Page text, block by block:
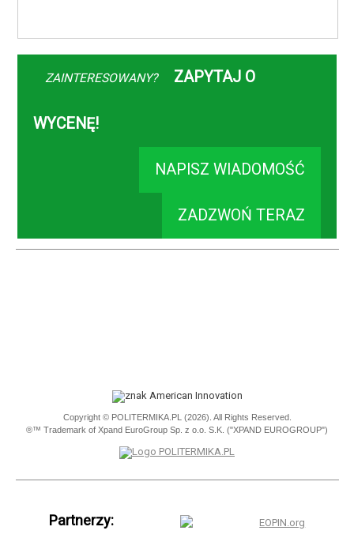
ZAINTERESOWANY? ZAPYTAJ O
WYCENĘ!
NAPISZ WIADOMOŚĆ
ZADZWOŃ TERAZ
Copyright © POLITERMIKA.PL (2026). All Rights Reserved.
®™ Trademark of Xpand EuroGroup Sp. z o.o. S.K. ("XPAND EUROGROUP")
Partnerzy: EOPIN.org